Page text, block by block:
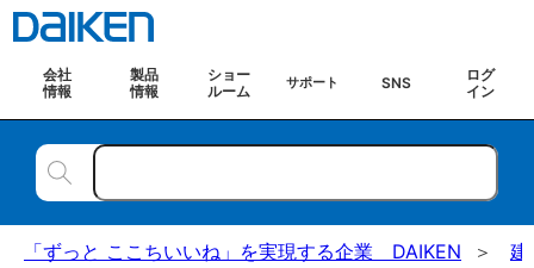
会社
情報
製品
情報
ショー
ルーム
サポート SNS
ログ
イン
「ずっと ここちいいね」を実現する企業 DAIKEN 建